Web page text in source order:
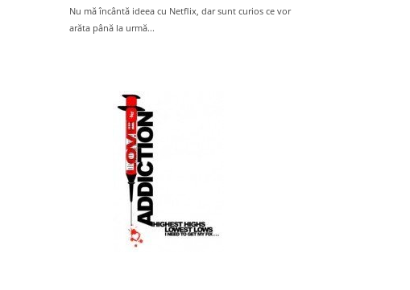
Nu mă încântă ideea cu Netflix, dar sunt curios ce vor
arăta până la urmă...